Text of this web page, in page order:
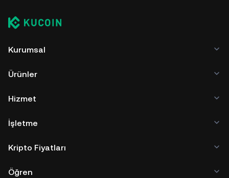
Kurumsal
Ürünler
Hizmet
İşletme
Kripto Fiyatları
Öğren